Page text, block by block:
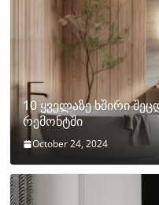
10 ყველაზე ხშირი
რემონტში
October 24, 2024